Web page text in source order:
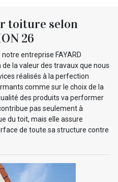
toiture selon
26
entreprise FAYARD
de la valeur des travaux que nous
réalisés à la perfection
comme sur le choix de la
des produits va performer
pas seulement à
du toit, mais elle assure
de toute sa structure contre